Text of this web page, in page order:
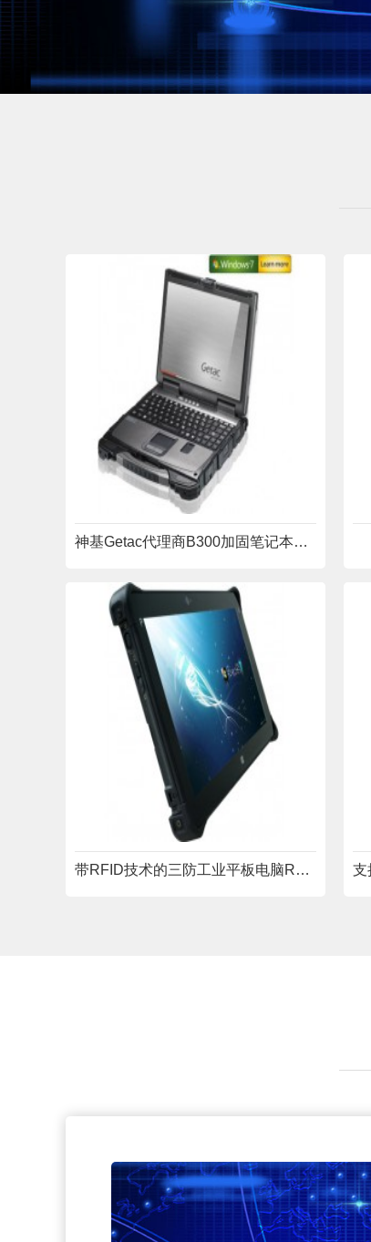
神基Getac代理商B300加固笔记本电脑
带RFID技术的三防工业平板电脑RYW11